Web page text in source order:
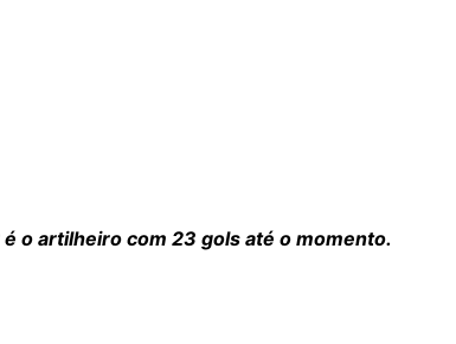
é o artilheiro com 23 gols até o momento.